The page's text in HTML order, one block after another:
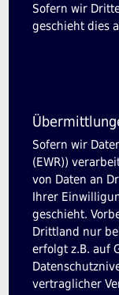
Sofern wir
geschieht dies
Sofern wir
(EWR))
von Daten an
Ihrer
geschieht.
Drittland nur
erfolgt z.B. auf
vertraglicher